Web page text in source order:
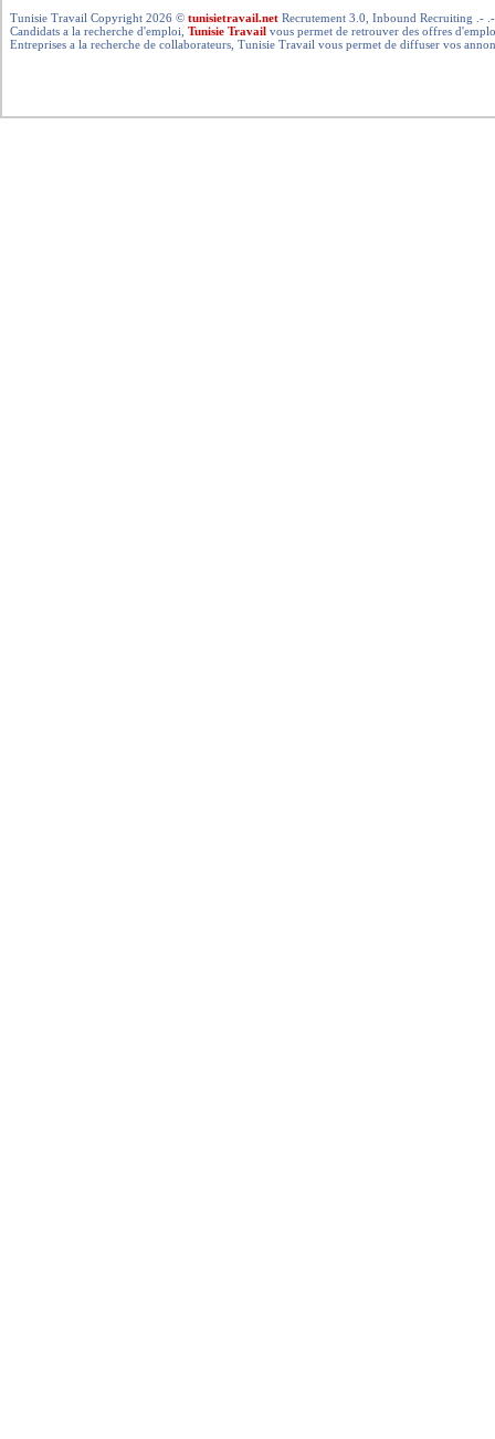
Tunisie Travail Copyright 2026 ©tunisietravail.net Recrutement 3.0, Inbound Recruiting .-
Candidats a la recherche d'emploi,Tunisie Travail vous permet de retrouver des offres
Entreprises a la recherche de collaborateurs, Tunisie Travail vous permet de diffuser vos